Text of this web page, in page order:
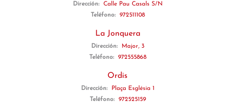
Dirección:
Calle Pau Casals S/N
Teléfono:
972511108
La Jonquera
Dirección:
Major, 3
Teléfono:
972555868
Ordis
Dirección:
Plaça Església 1
Teléfono:
972525159